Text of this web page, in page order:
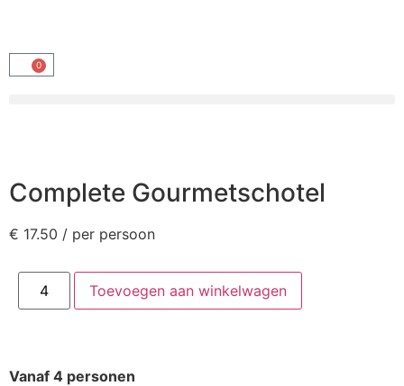
0
Complete Gourmetschotel
€ 17.50 / per persoon
Toevoegen aan winkelwagen
Vanaf 4 personen